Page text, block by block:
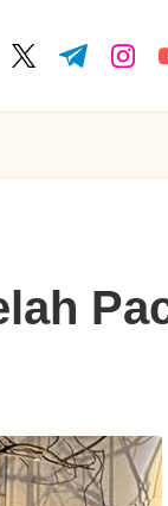
twitter.com
t.me